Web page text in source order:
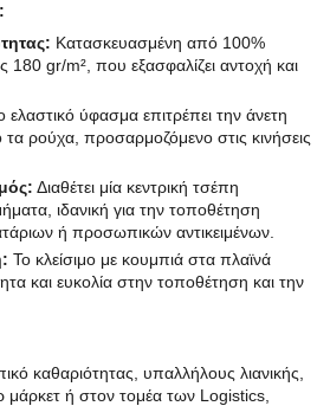
Κατασκευασμένη από 100%
180 gr/m², που εξασφαλίζει αντοχή και
ελαστικό ύφασμα επιτρέπει την άνετη
ρούχα, προσαρμοζόμενο στις κινήσεις
Διαθέτει μία κεντρική τσέπη
ιδανική για την τοποθέτηση
ή προσωπικών αντικειμένων.
Το κλείσιμο με κουμπιά στα πλαϊνά
και ευκολία στην τοποθέτηση και την
καθαριότητας, υπαλλήλους λιανικής,
μάρκετ ή στον τομέα των Logistics,